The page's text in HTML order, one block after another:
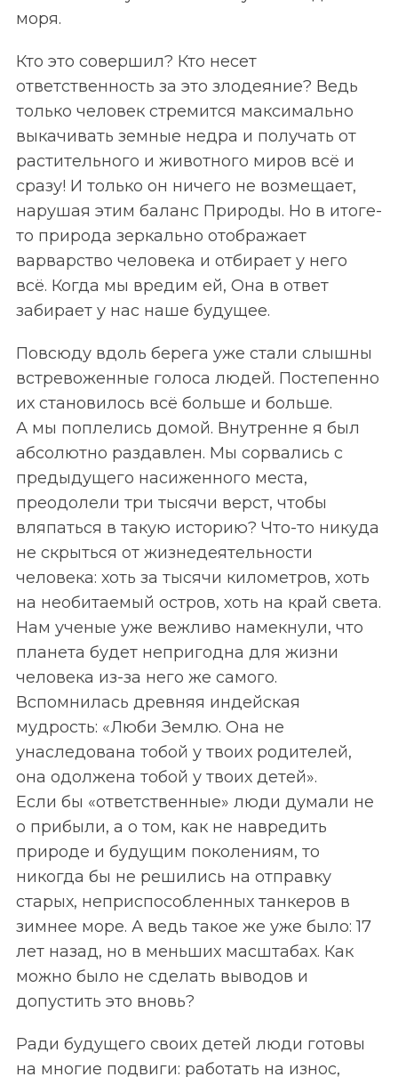
моря.
Кто это совершил? Кто несет
ответственность за это злодеяние? Ведь
только человек стремится максимально
выкачивать земные недра и получать от
растительного и животного миров всё и
сразу! И только он ничего не возмещает,
нарушая этим баланс Природы. Но в итоге-
то природа зеркально отображает
варварство человека и отбирает у него
всё. Когда мы вредим ей, Она в ответ
забирает у нас наше будущее.
Повсюду вдоль берега уже стали слышны
встревоженные голоса людей. Постепенно
их становилось всё больше и больше.
А мы поплелись домой. Внутренне я был
абсолютно раздавлен. Мы сорвались с
предыдущего насиженного места,
преодолели три тысячи верст, чтобы
вляпаться в такую историю? Что-то никуда
не скрыться от жизнедеятельности
человека: хоть за тысячи километров, хоть
на необитаемый остров, хоть на край света.
Нам ученые уже вежливо намекнули, что
планета будет непригодна для жизни
человека из-за него же самого.
Вспомнилась древняя индейская
мудрость: «Люби Землю. Она не
унаследована тобой у твоих родителей,
она одолжена тобой у твоих детей».
Если бы «ответственные» люди думали не
о прибыли, а о том, как не навредить
природе и будущим поколениям, то
никогда бы не решились на отправку
старых, неприспособленных танкеров в
зимнее море. А ведь такое же уже было: 17
лет назад, но в меньших масштабах. Как
можно было не сделать выводов и
допустить это вновь?
Ради будущего своих детей люди готовы
на многие подвиги: работать на износ,